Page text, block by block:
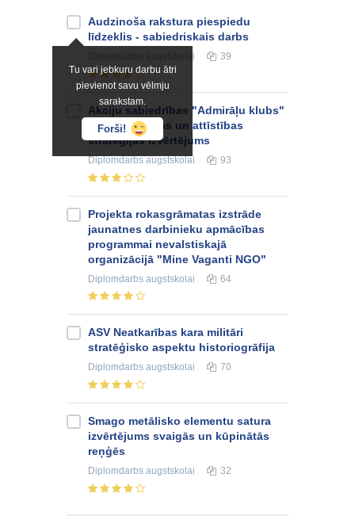
Tu vari jebkuru darbu ātri
pievienot savu vēlmju
sarakstam.
Forši!
Audzinoša rakstura piespiedu
līdzeklis - sabiedriskais darbs
augstskolai 39
Akciju sabiedrības "Admirāļu klubs"
konkurētspējas un attīstības
stratēģijas izvērtējums
Diplomdarbsaugstskolai 93
Projekta rokasgrāmatas izstrāde
jaunatnes darbinieku apmācības
programmai nevalstiskajā
organizācijā "Mine Vaganti NGO"
Diplomdarbs augstskolai 64
ASV Neatkarības kara militāri
stratēģisko aspektu historiogrāfija
Diplomdarbs augstskolai 70
Smago metālisko elementu satura
izvērtējums svaigās un kūpinātās
reņģēs
Diplomdarbs augstskolai 32